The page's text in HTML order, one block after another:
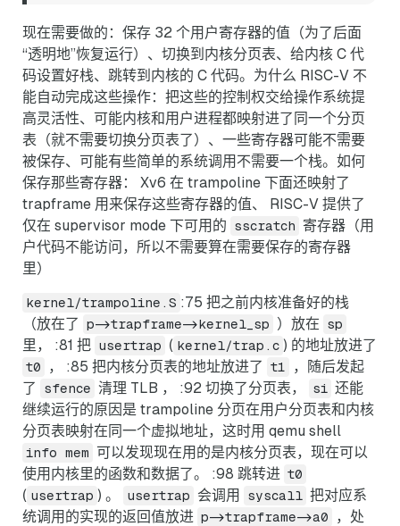
现在需要做的：保存 32 个用户寄存器的值（为了后面
“透明地”恢复运行）、切换到内核分页表、给内核 C 代
码设置好栈、跳转到内核的 C 代码。为什么 RISC-V 不
能自动完成这些操作：把这些的控制权交给操作系统提
高灵活性、可能内核和用户进程都映射进了同一个分页
表（就不需要切换分页表了）、一些寄存器可能不需要
被保存、可能有些简单的系统调用不需要一个栈。如何
保存那些寄存器： Xv6 在 trampoline 下面还映射了
trapframe 用来保存这些寄存器的值、 RISC-V 提供了
仅在 supervisor mode 下可用的
sscratch
寄存器（用
户代码不能访问，所以不需要算在需要保存的寄存器
里）
kernel/trampoline.S :75 把之前内核准备好的栈
（放在了
p->trapframe->kernel_sp ）放在 sp
里， :81 把 usertrap ( kernel/trap.c ) 的地址放进了
t0 ， :85 把内核分页表的地址放进了 t1
，随后发起
了
sfence 清理 TLB ， :92 切换了分页表， si 还能
继续运行的原因是 trampoline 分页在用户分页表和内核
分页表映射在同一个虚拟地址，这时用 qemu shell
info mem
可以发现现在用的是内核分页表，现在可以
使用内核里的函数和数据了。 :98 跳转进 t0
( usertrap ) 。 usertrap 会调用 syscall 把对应系
统调用的实现的返回值放进 p->trapframe->a0
，处